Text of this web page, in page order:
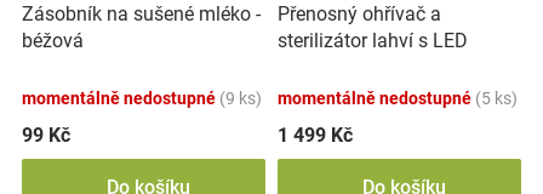
Zásobník na sušené mléko -
béžová
momentálně nedostupné (9 ks)
99 Kč
Do košíku
Přenosný ohřívač a
sterilizátor lahví s LED
momentálně nedostupné (5 ks)
1 499 Kč
Do košíku